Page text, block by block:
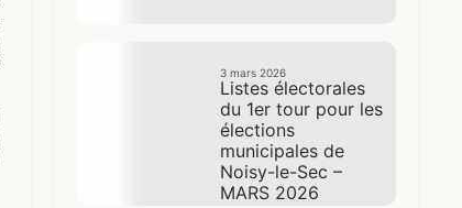
3 mars 2026
Listes électorales
du 1er tour pour les
élections
municipales de
Noisy-le-Sec –
MARS 2026